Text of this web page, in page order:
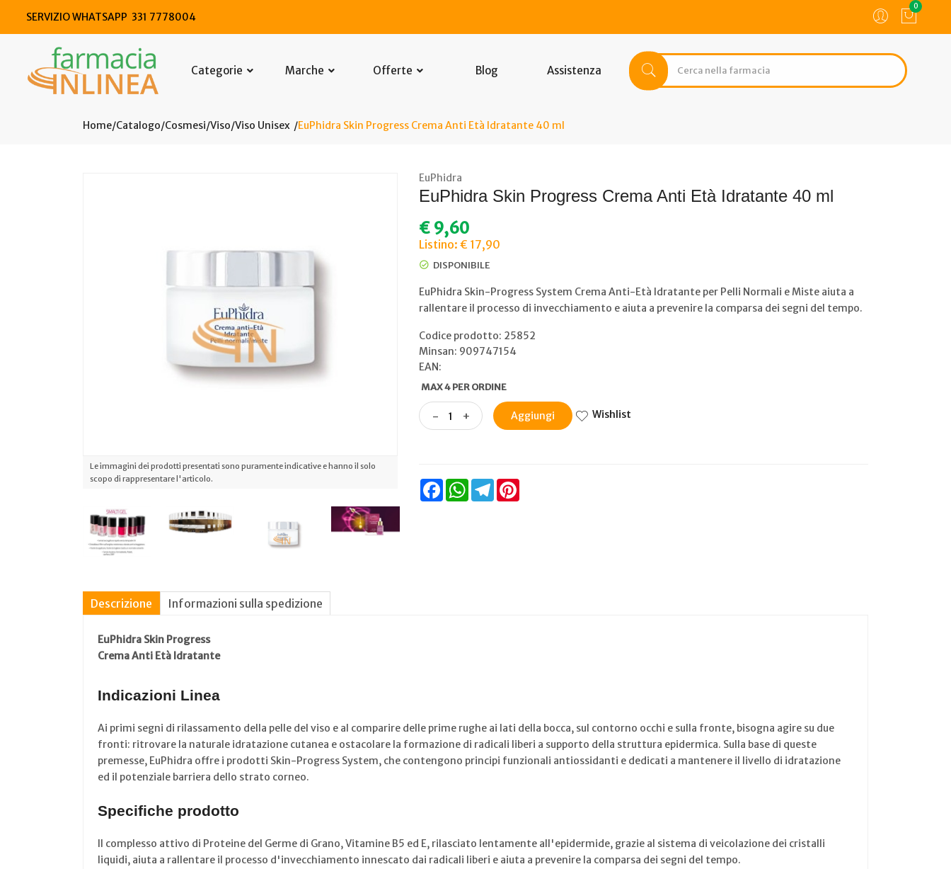
SERVIZIO WHATSAPP 331 7778004
0
Categorie Marche Offerte Blog Assistenza
Home Catalogo/Cosmesi/Viso/Viso Unisex EuPhidra Skin Progress Crema Anti Età Idratante 40 ml
Le immagini dei prodotti presentati sono puramente indicative e hanno il solo
scopo di rappresentare l'articolo.
EuPhidra
EuPhidra Skin Progress Crema Anti Età Idratante 40 ml
€ 9,60
Listino: € 17,90
DISPONIBILE
EuPhidra Skin-Progress System Crema Anti-Età Idratante per Pelli Normali e Miste aiuta a
rallentare il processo di invecchiamento e aiuta a prevenire la comparsa dei segni del tempo.
Codice prodotto: 25852
Minsan: 909747154
EAN:
MAX 4 PER ORDINE
- + Aggiungi Wishlist
FacebookWhatsAppTelegram
Descrizione Informazioni sulla spedizione
EuPhidra Skin Progress
Crema Anti Età Idratante
Indicazioni Linea
Ai primi segni di rilassamento della pelle del viso e al comparire delle prime rughe ai lati della bocca, sul contorno occhi e sulla fronte, bisogna agire su due
fronti: ritrovare la naturale idratazione cutanea e ostacolare la formazione di radicali liberi a supporto della struttura epidermica. Sulla base di queste
premesse, EuPhidra offre i prodotti Skin-Progress System, che contengono principi funzionali antiossidanti e dedicati a mantenere il livello di idratazione
ed il potenziale barriera dello strato corneo.
Specifiche prodotto
Il complesso attivo di Proteine del Germe di Grano, Vitamine B5 ed E, rilasciato lentamente all'epidermide, grazie al sistema di veicolazione dei cristalli
liquidi, aiuta a rallentare il processo d'invecchiamento innescato dai radicali liberi e aiuta a prevenire la comparsa dei segni del tempo.